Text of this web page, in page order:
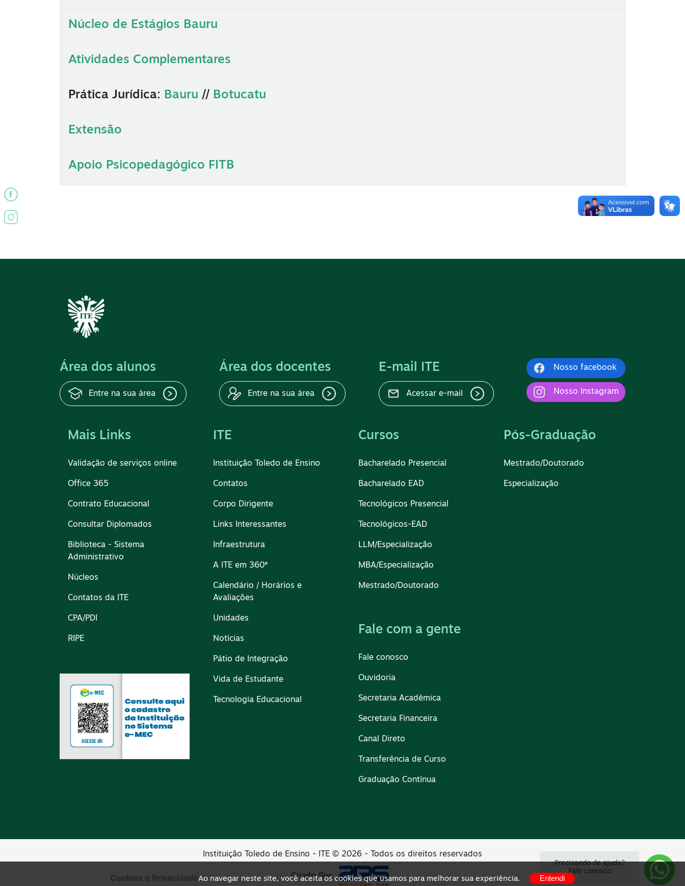
Núcleo de Estágios Bauru
Atividades Complementares
Prática Jurídica: Bauru // Botucatu
Extensão
Apoio Psicopedagógico FITB
Área dos alunos
Entre na sua área
Área dos docentes
Entre na sua área
E-mail ITE
Acessar e-mail
Nosso facebook
Nosso Instagram
Mais Links
Validação de serviços online
Office 365
Contrato Educacional
Consultar Diplomados
Biblioteca - Sistema
Administrativo
Núcleos
Contatos da ITE
CPA/PDI
RIPE
ITE
Instituição Toledo de Ensino
Contatos
Corpo Dirigente
Links Interessantes
Infraestrutura
A ITE em 360º
Calendário / Horários e
Avaliações
Unidades
Notícias
Pátio de Integração
Vida de Estudante
Tecnologia Educacional
Cursos
Bacharelado Presencial
Bacharelado EAD
Tecnológicos Presencial
Tecnológicos-EAD
LLM/Especialização
MBA/Especialização
Mestrado/Doutorado
Fale com a gente
Fale conosco
Ouvidoria
Secretaria Acadêmica
Secretaria Financeira
Canal Direto
Transferência de Curso
Graduação Contínua
Pós-Graduação
Mestrado/Doutorado
Especialização
Instituição Toledo de Ensino - ITE © 2026 - Todos os direitos reservados
Criado Por:
Precisando de ajuda?
Fale conosco
Cookies e PrivacidadeAo navegar neste site, você aceita os cookies que usamos para melhorar sua experiência. Entendi